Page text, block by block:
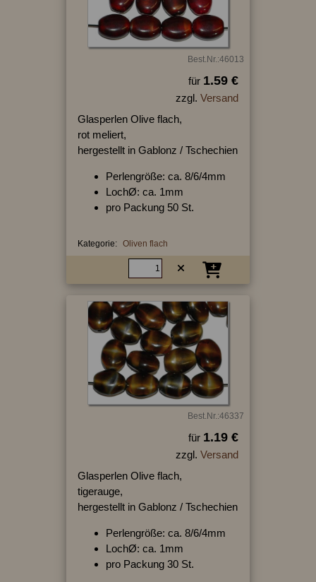
Best.Nr.:46013
für 1.59 €
zzgl. Versand
Glasperlen Olive flach,
rot meliert,
hergestellt in Gablonz / Tschechien
Perlengröße: ca. 8/6/4mm
LochØ: ca. 1mm
pro Packung 50 St.
Kategorie: Oliven flach
Best.Nr.:46337
für 1.19 €
zzgl. Versand
Glasperlen Olive flach,
tigerauge,
hergestellt in Gablonz / Tschechien
Perlengröße: ca. 8/6/4mm
LochØ: ca. 1mm
pro Packung 30 St.